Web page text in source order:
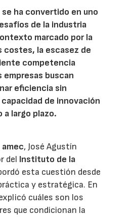
ha convertido en uno
de la industria
marcado por la
costes, la escasez de
competencia
buscan
eficiencia sin
de innovación
a largo plazo.
amec, José Agustín
del Instituto de la
esta cuestión desde
y estratégica. En
cuáles son los
que condicionan la